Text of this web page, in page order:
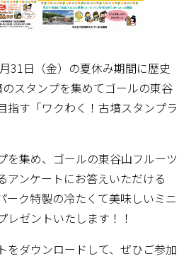
31日（金）の夏休み期間に歴史
スタンプを集めてゴールの東谷
指す「ワクわく！古墳スタンプラ
を集め、ゴールの東谷山フルーツ
アンケートにお答えいただける
ーク特製の冷たくて美味しいミニ
レゼントいたします！！
をダウンロードして、ぜひご参加